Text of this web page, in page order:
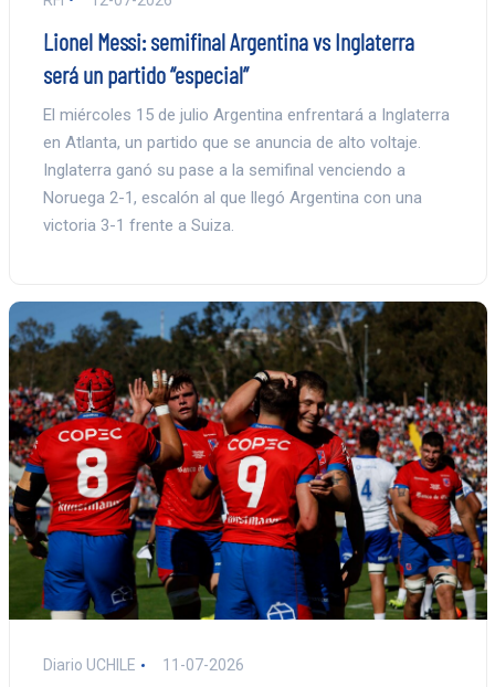
Lionel Messi: semifinal Argentina vs Inglaterra
será un partido “especial”
El miércoles 15 de julio Argentina enfrentará a Inglaterra
en Atlanta, un partido que se anuncia de alto voltaje.
Inglaterra ganó su pase a la semifinal venciendo a
Noruega 2-1, escalón al que llegó Argentina con una
victoria 3-1 frente a Suiza.
Diario UCHILE 11-07-2026